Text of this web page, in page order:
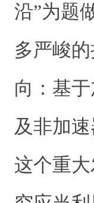
沿”为题
多严峻
向：基
及非加
这个重